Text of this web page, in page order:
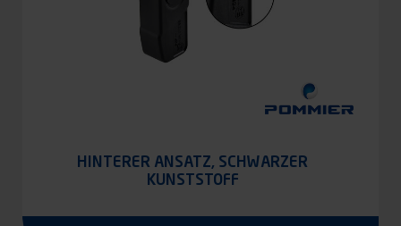
HINTERER ANSATZ, SCHWARZER
KUNSTSTOFF